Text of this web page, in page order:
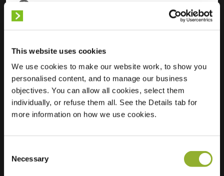
This website uses cookies
We use cookies to make our website work, to show you
personalised content, and to manage our business
objectives. You can allow all cookies, select them
individually, or refuse them all. See the Details tab for
more information on how we use cookies.
Selection
Necessary
Ubicación
Zwaluwstraat 2
6822 KW Arnhem
Países Bajos
Regular Charging 2 of 2 available